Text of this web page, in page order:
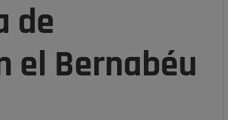
de
el Bernabéu